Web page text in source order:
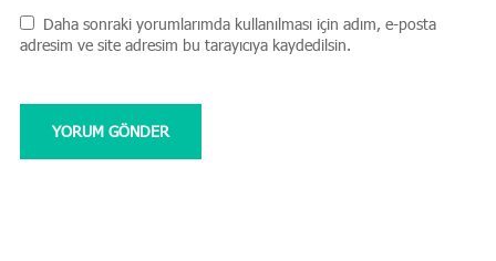
Daha sonraki yorumlarımda kullanılması için adım, e-posta
adresim ve site adresim bu tarayıcıya kaydedilsin.